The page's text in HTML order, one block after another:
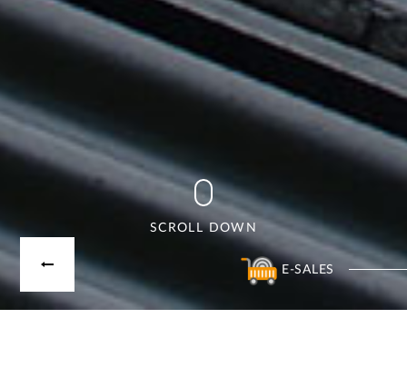
E-SALES
SCROLL DOWN